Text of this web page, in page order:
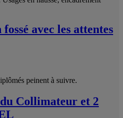
avec les attentes
peinent à suivre.
Collimateur et 2